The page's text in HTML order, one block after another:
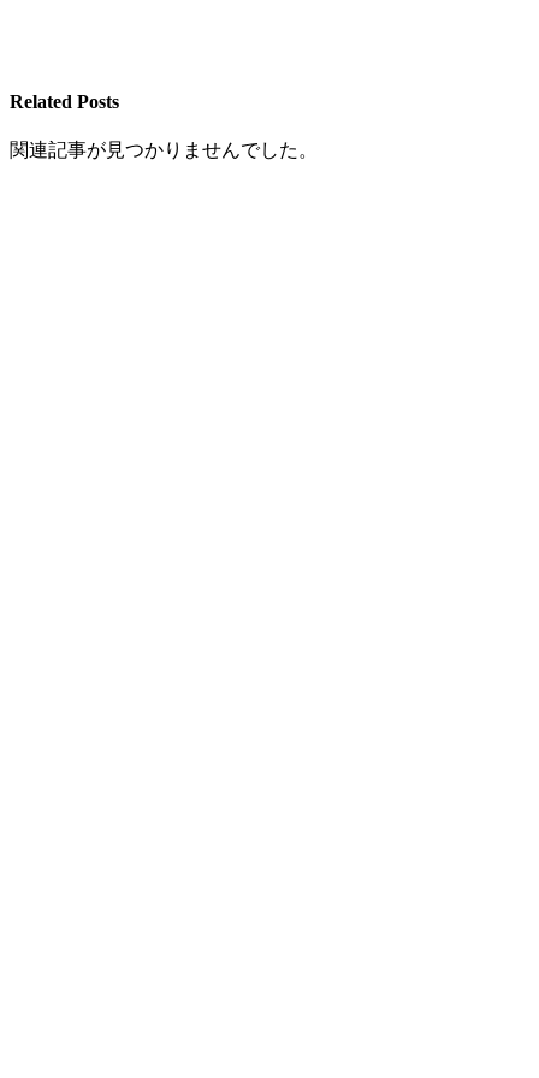
Related Posts
関連記事が見つかりませんでした。